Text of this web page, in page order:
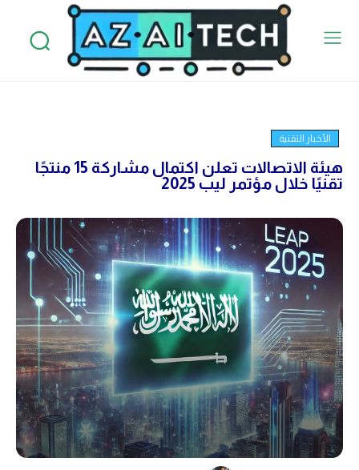
الأخبار التقنية
هيئة الاتصالات تعلن اكتمال مشاركة 15 منتجًا
تقنيًا خلال مؤتمر ليب 2025